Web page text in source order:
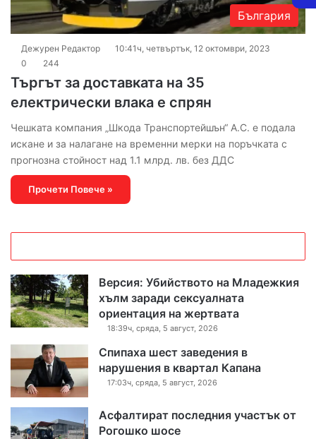
България
Дежурен Редактор
10:41ч, четвъртък, 12 октомври, 2023
0
244
Търгът за доставката на 35
електрически влака е спрян
Чешката компания „Шкода Транспортейшън“ А.С. е подала
искане и за налагане на временни мерки на поръчката с
прогнозна стойност над 1.1 млрд. лв. без ДДС
Прочети Повече »
Версия: Убийството на Младежкия
хълм заради сексуалната
ориентация на жертвата
18:39ч, сряда, 5 август, 2026
Спипаха шест заведения в
нарушения в квартал Капана
17:03ч, сряда, 5 август, 2026
Асфалтират последния участък от
Рогошко шосе